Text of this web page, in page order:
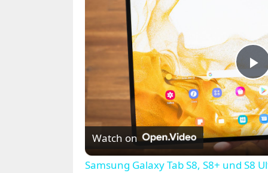
P
l
a
Watch on
Samsung Galaxy Tab S8, S8+ und S8